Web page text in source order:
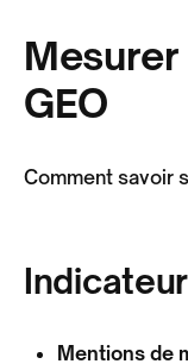
GEO
Comment savoir
Mentions de